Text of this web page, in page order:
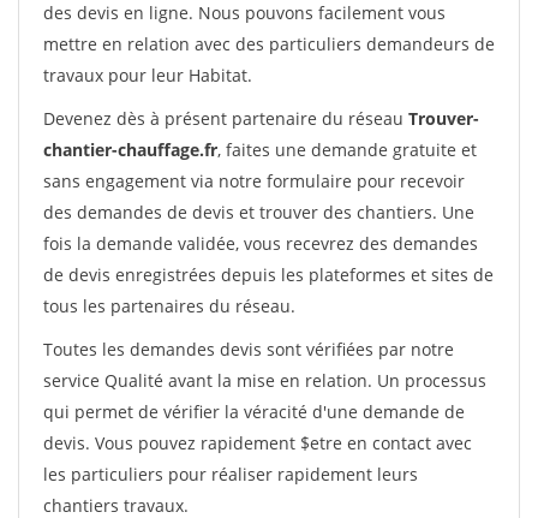
des devis en ligne. Nous pouvons facilement vous
mettre en relation avec des particuliers demandeurs de
travaux pour leur Habitat.
Devenez dès à présent partenaire du réseau Trouver-
chantier-chauffage.fr, faites une demande gratuite et
sans engagement via notre formulaire pour recevoir
des demandes de devis et trouver des chantiers. Une
fois la demande validée, vous recevrez des demandes
de devis enregistrées depuis les plateformes et sites de
tous les partenaires du réseau.
Toutes les demandes devis sont vérifiées par notre
service Qualité avant la mise en relation. Un processus
qui permet de vérifier la véracité d'une demande de
devis. Vous pouvez rapidement $etre en contact avec
les particuliers pour réaliser rapidement leurs
chantiers travaux.